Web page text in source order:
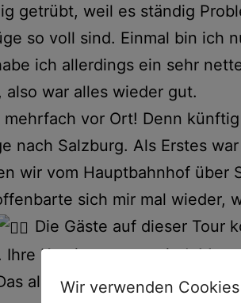
getrübt, weil es ständig
so voll sind. Einmal bin ich
ich allerdings ein sehr
war alles wieder gut.
vor Ort! Denn
nach Salzburg. Als Erstes war
wir vom Hauptbahnhof über
sich mir mal wieder,
Die Gäste auf dieser Tour
Ihre Kerninteressen sind:
alles in unterschiedlichen
Wir verwenden Cookies